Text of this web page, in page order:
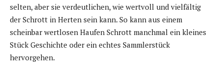
selten, aber sie verdeutlichen, wie wertvoll und vielfältig
der Schrott in Herten sein kann. So kann aus einem
scheinbar wertlosen Haufen Schrott manchmal ein kleines
Stück Geschichte oder ein echtes Sammlerstück
hervorgehen.